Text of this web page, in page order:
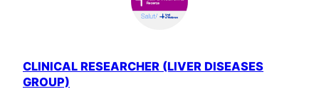
CLINICAL RESEARCHER (LIVER DISEASES
GROUP)